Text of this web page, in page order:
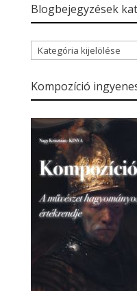
Blogbejegyzések
Blogbejegyzések
kategóriái
Kompozíció